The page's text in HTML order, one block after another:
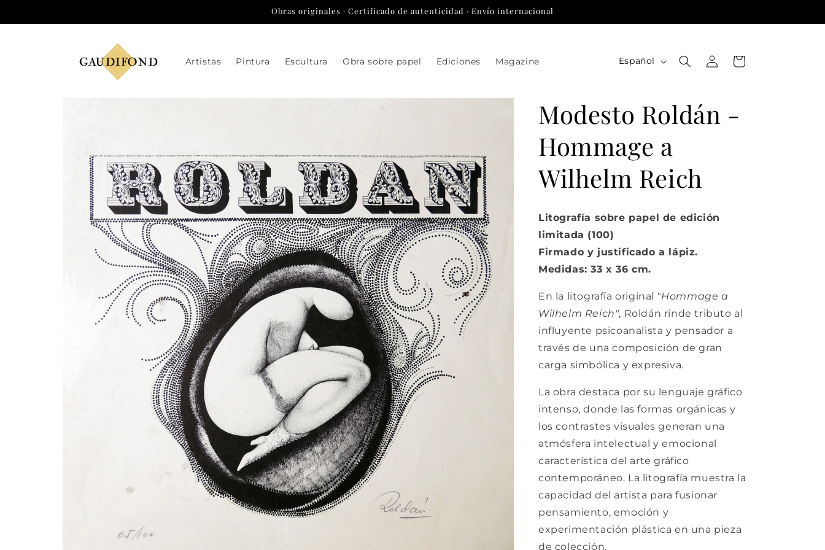
al contenido
Obras originales · Certificado de autenticidad · Envío internacional
Artistas Pintura Escultura Obra sobre papel Ediciones Magazine
o
a
Español
sesión
Carrito
directamente
Modesto Roldán -
Hommage a
Wilhelm Reich
Litografía sobre papel de edición
limitada (100)
Firmado y justificado a lápiz.
Medidas: 33 x 36 cm.
En la litografía original "Hommage a
Wilhelm Reich", Roldán rinde tributo al
influyente psicoanalista y pensador a
través de una composición de gran
carga simbólica y expresiva.
La obra destaca por su lenguaje gráfico
intenso, donde las formas orgánicas y
los contrastes visuales generan una
atmósfera intelectual y emocional
característica del arte gráfico
contemporáneo. La litografía muestra la
capacidad del artista para fusionar
pensamiento, emoción y
experimentación plástica en una pieza
de colección.